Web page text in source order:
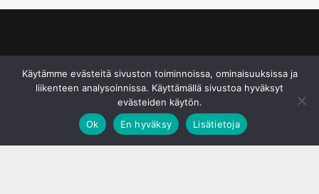
Käytämme evästeitä sivuston toiminnoissa, ominaisuuksissa ja
liikenteen analysoinnissa. Käyttämällä sivustoa hyväksyt
evästeiden käytön.
Ok
En hyväksy Lisätietoja